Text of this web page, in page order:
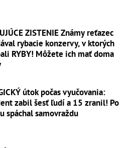
ZISTENIE Známy reťazec
rybacie konzervy, v ktorých
RYBY! Môžete ich mať doma
útok počas vyučovania:
zabil šesť ľudí a 15 zranil! Po
spáchal samovraždu